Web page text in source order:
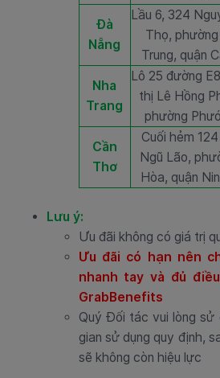
Đà
Nẵng
Lầu 6, 324
Thọ,
Trung, quận
Nha
Trang
Lô 25 đường
thị Lê Hồng
phường
Cần
Thơ
Cuối hẻm
Ngũ Lão,
Hòa, quận
Lưu ý:
Ưu đãi không có giá trị
Ưu đãi có hạn nên
nhanh tay và đủ
GrabBenefits
Quý Đối tác vui lòng sử
gian sử dụng quy định,
sẽ không còn hiệu lực